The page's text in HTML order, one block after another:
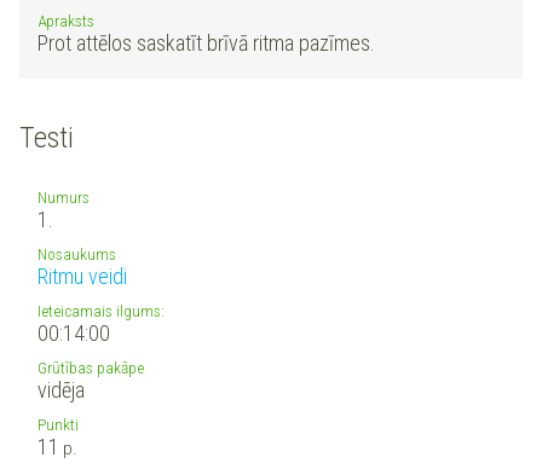
Apraksts
Prot attēlos saskatīt brīvā ritma pazīmes.
Testi
Numurs
1.
Nosaukums
Ritmu veidi
Ieteicamais ilgums:
00:14:00
Grūtības pakāpe
vidēja
Punkti
11 p.